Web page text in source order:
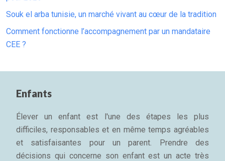
Souk el arba tunisie, un marché vivant au cœur de la tradition
Comment fonctionne l’accompagnement par un mandataire
CEE ?
Enfants
Élever un enfant est l'une des étapes les plus
difficiles, responsables et en même temps agréables
et satisfaisantes pour un parent. Prendre des
décisions qui concerne son enfant est un acte très